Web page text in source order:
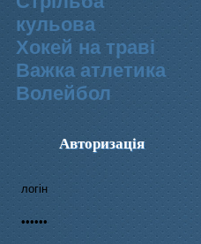
кульова
Хокей на траві
Важка атлетика
Волейбол
Авторизація